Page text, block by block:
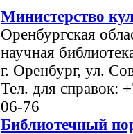
Министерство
Оренбургская
научная
г. Оренбург, ул.
Тел. для справок:
06-76
Библиотечный